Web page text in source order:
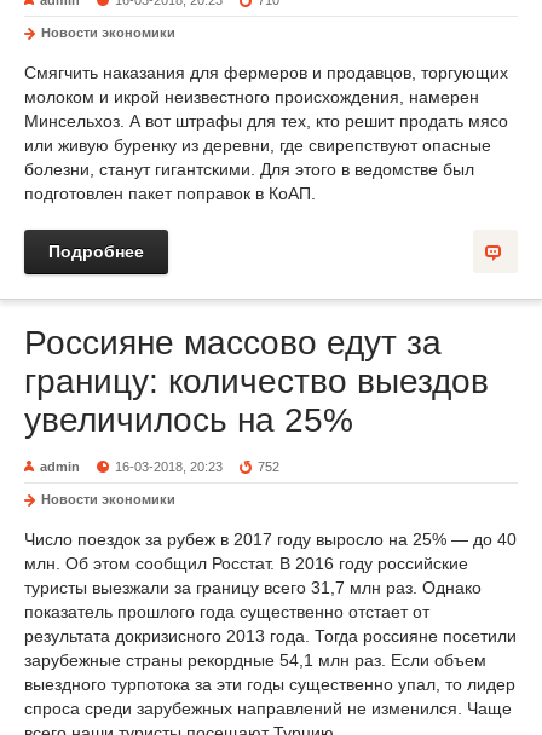
Новости экономики
Смягчить наказания для фермеров и продавцов, торгующих
молоком и икрой неизвестного происхождения, намерен
Минсельхоз. А вот штрафы для тех, кто решит продать мясо
или живую буренку из деревни, где свирепствуют опасные
болезни, станут гигантскими. Для этого в ведомстве был
подготовлен пакет поправок в КоАП.
Подробнее
Россияне массово едут за
границу: количество выездов
увеличилось на 25%
admin 16-03-2018, 20:23 752
Новости экономики
Число поездок за рубеж в 2017 году выросло на 25% — до 40
млн. Об этом сообщил Росстат. В 2016 году российские
туристы выезжали за границу всего 31,7 млн раз. Однако
показатель прошлого года существенно отстает от
результата докризисного 2013 года. Тогда россияне посетили
зарубежные страны рекордные 54,1 млн раз. Если объем
выездного турпотока за эти годы существенно упал, то лидер
спроса среди зарубежных направлений не изменился. Чаще